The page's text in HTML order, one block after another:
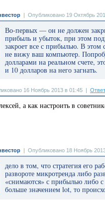
| Опубликовано 19 Октябрь
Во-первых — он не должен
прибыль и убыток, при этом
закроет все с прибылью. В этом
не вижу ваш компьютер.
долларами на реальном счете,
и 10 долларов на него загнать.
16 Ноябрь 2013 в 01:45 |
а как настроить в
| Опубликовано 18 Ноябрь
дело в том, что стратегия его
развороте микротренда либо
«снимаются» с прибылью либо
больше значением lot, то